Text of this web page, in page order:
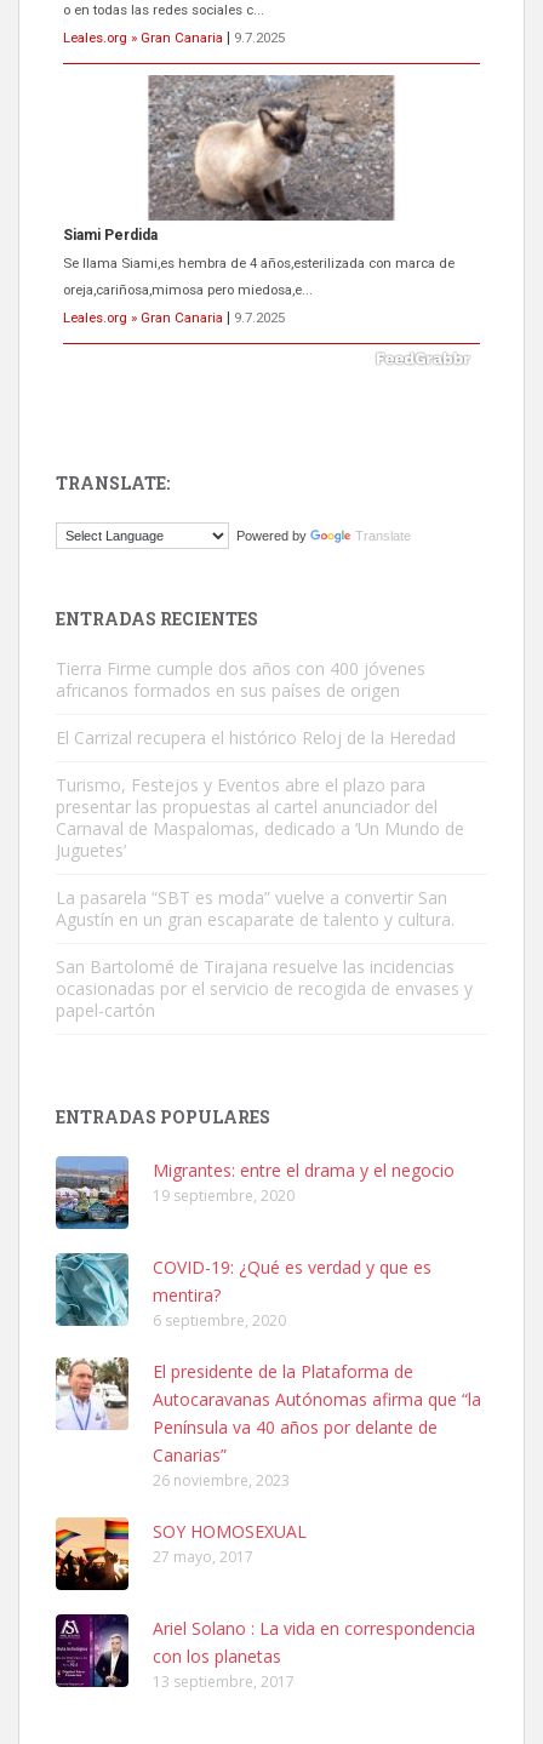
o en todas las redes sociales c...
Leales.org » Gran Canaria
9.7.2025
Siami Perdida
Se llama Siami,es hembra de 4 años,esterilizada con marca de
oreja,cariñosa,mimosa pero miedosa,e...
Leales.org » Gran Canaria
9.7.2025
El ayuntamiento se va a llevar a Los Gatos callejeros de la zona los
Gato manso encontrado
Este gato macho ha aparecido en la calle hace menos de un mes,
es muy manso y extremadamente cari...
Leales.org » Gran Canaria
SHIBA PERDIDO AVDA JOSE MESA Y LOPEZ
PERRO MACHO RAZA SHIBA CON MICROCHIP PERDIDO HOY
06/07/2025 ZONA MESA Y LOPEZ. ES MUY ASUSTADIZO
Leales.org » Gran Canaria
6.7.2025
Ninfa perdida
El día 5 se los perdió una ninfa papillera, asustada tiene miedo a la
calle, se perdió por la zon...
TRANSLATE:
Powered by Translate
ENTRADAS RECIENTES
Tierra Firme cumple dos años con 400 jóvenes
africanos formados en sus países de origen
El Carrizal recupera el histórico Reloj de la Heredad
Turismo, Festejos y Eventos abre el plazo para
presentar las propuestas al cartel anunciador del
Carnaval de Maspalomas, dedicado a ‘Un Mundo de
Juguetes’
La pasarela “SBT es moda” vuelve a convertir San
Agustín en un gran escaparate de talento y cultura.
San Bartolomé de Tirajana resuelve las incidencias
ocasionadas por el servicio de recogida de envases y
papel-cartón
ENTRADAS POPULARES
Migrantes: entre el drama y el negocio
19 septiembre, 2020
COVID-19: ¿Qué es verdad y que es
mentira?
6 septiembre, 2020
El presidente de la Plataforma de
Autocaravanas Autónomas afirma que “la
Península va 40 años por delante de
Canarias”
26 noviembre, 2023
SOY HOMOSEXUAL
27 mayo, 2017
Ariel Solano : La vida en correspondencia
con los planetas
13 septiembre, 2017